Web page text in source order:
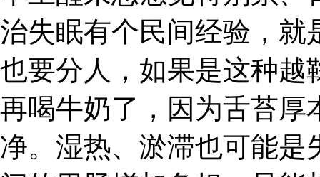
治失眠有个民间经验，就
也要分人，如果是这种越
再喝牛奶了，因为舌苔厚
净。湿热、淤滞也可能是